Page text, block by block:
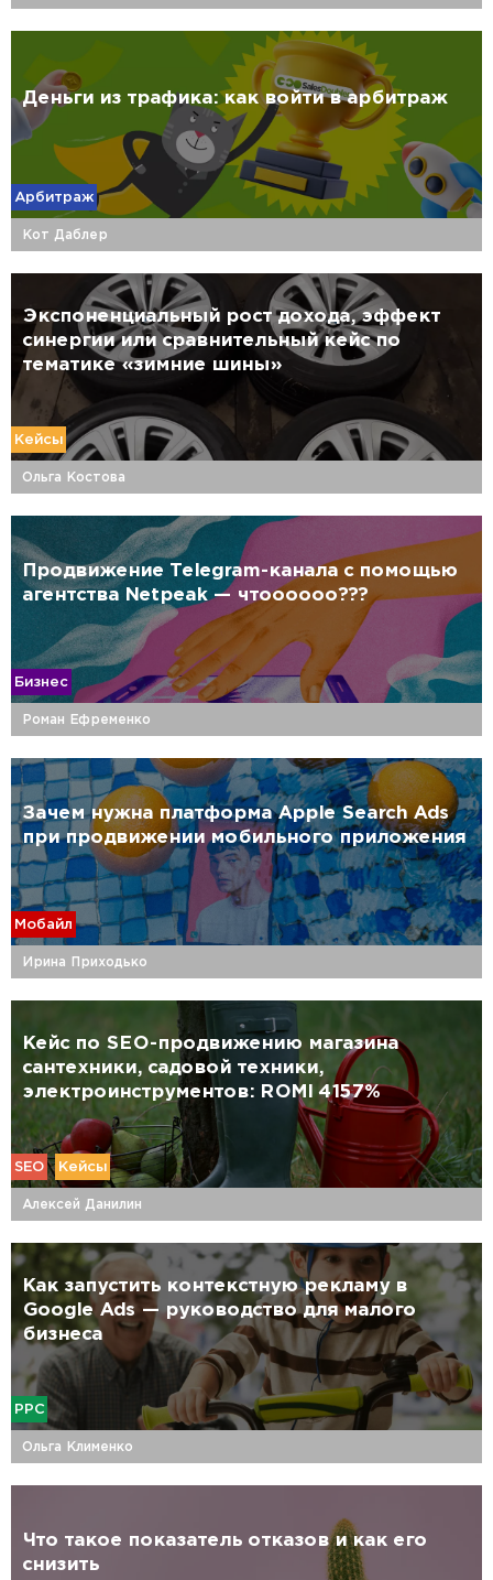
Деньги из трафика: как войти в арбитраж
Арбитраж
Кот Даблер
Экспоненциальный рост дохода, эффект
синергии или сравнительный кейс по
тематике «зимние шины»
Кейсы
Ольга Костова
Продвижение Telegram-канала с помощью
агентства Netpeak — чтоооооо???
Бизнес
Роман Ефременко
Зачем нужна платформа Apple Search Ads
при продвижении мобильного приложения
Мобайл
Ирина Приходько
Кейс по SEO-продвижению магазина
сантехники, садовой техники,
электроинструментов: ROMI 4157%
SEO Кейсы
Алексей Данилин
Как запустить контекстную рекламу в
Google Ads — руководство для малого
бизнеса
PPC
Ольга Клименко
Что такое показатель отказов и как его
снизить